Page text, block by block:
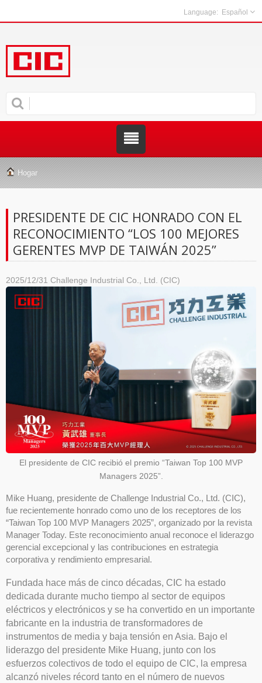
Español
Hogar
PRESIDENTE DE CIC HONRADO CON EL
RECONOCIMIENTO “LOS 100 MEJORES
GERENTES MVP DE TAIWÁN 2025”
2025/12/31 Challenge Industrial Co., Ltd. (CIC)
El presidente de CIC recibió el premio “Taiwan Top 100 MVP
Managers 2025”.
Mike Huang, presidente de Challenge Industrial Co., Ltd. (CIC),
fue recientemente honrado como uno de los receptores de los
“Taiwan Top 100 MVP Managers 2025”, organizado por la revista
Manager Today. Este reconocimiento anual reconoce el liderazgo
gerencial excepcional y las contribuciones en estrategia
corporativa y rendimiento empresarial.
Fundada hace más de cinco décadas, CIC ha estado
dedicada durante mucho tiempo al sector de equipos
eléctricos y electrónicos y se ha convertido en un importante
fabricante en la industria de transformadores de
instrumentos de media y baja tensión en Asia. Bajo el
liderazgo del presidente Mike Huang, junto con los
esfuerzos colectivos de todo el equipo de CIC, la empresa
alcanzó niveles récord tanto en el número de nuevos